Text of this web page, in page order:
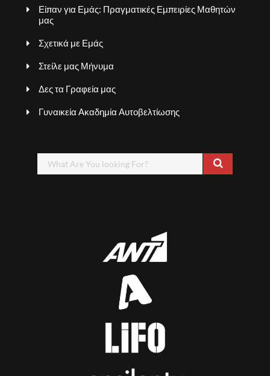
Είπαν για Εμάς: Πραγματικές Εμπειρίες Μαθητών
μας
Σχετικά με Εμάς
Στείλε μας Μήνυμα
Δες τα Γραφεία μας
Γυναικεία Ακαδημία Αυτοβελτίωσης